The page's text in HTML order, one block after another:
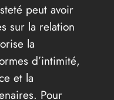
peut avoir
sur la relation
la
d’intimité,
et la
Pour